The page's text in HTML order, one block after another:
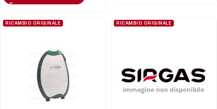
RICAMBIO ORIGINALE RICAMBIO ORIGINALE